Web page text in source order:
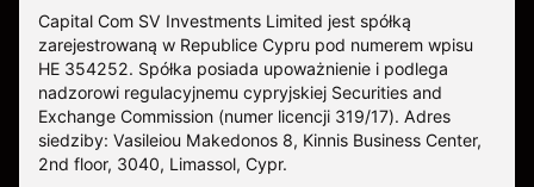
Capital Com SV Investments Limited jest spółką
zarejestrowaną w Republice Cypru pod numerem wpisu
HE 354252. Spółka posiada upoważnienie i podlega
nadzorowi regulacyjnemu cypryjskiej Securities and
Exchange Commission (numer licencji 319/17). Adres
siedziby: Vasileiou Makedonos 8, Kinnis Business Center,
2nd floor, 3040, Limassol, Cypr.